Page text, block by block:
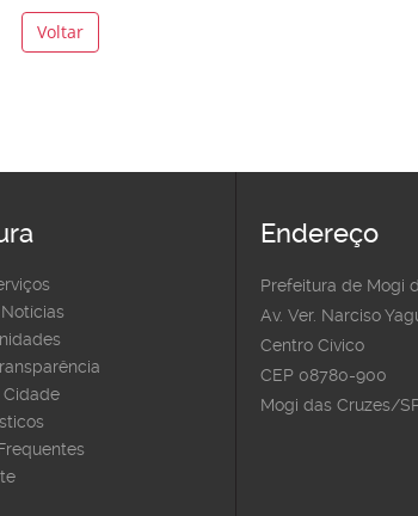
Voltar
Endereço
Prefeitura de Mogi
Av. Ver. Narciso
Centro Cívico
CEP 08780-900
Mogi das Cruzes/